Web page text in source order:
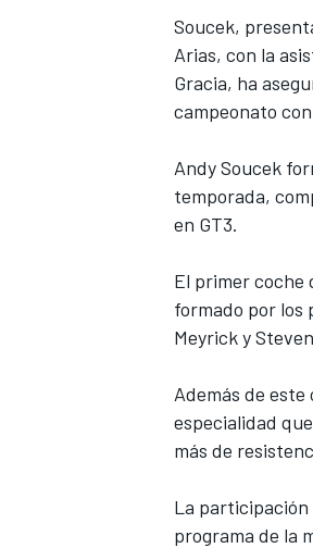
NASCAR CUP
Soucek,
Arias, con la
Gracia, ha
campeonato
Andy Soucek
temporada,
en GT3.
El primer coche
formado por los
Meyrick y
Además de
especialidad
más de
La participación
programa de la